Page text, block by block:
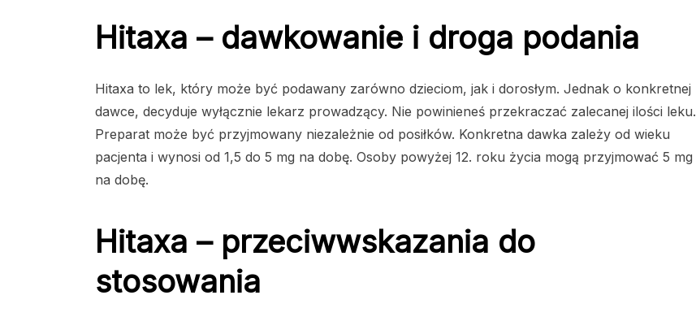
Hitaxa – dawkowanie i droga podania
Hitaxa to lek, który może być podawany zarówno dzieciom, jak i dorosłym. Jednak o konkretnej
dawce, decyduje wyłącznie lekarz prowadzący. Nie powinieneś przekraczać zalecanej ilości leku.
Preparat może być przyjmowany niezależnie od posiłków. Konkretna dawka zależy od wieku
pacjenta i wynosi od 1,5 do 5 mg na dobę. Osoby powyżej 12. roku życia mogą przyjmować 5 mg
na dobę.
Hitaxa – przeciwwskazania do
stosowania